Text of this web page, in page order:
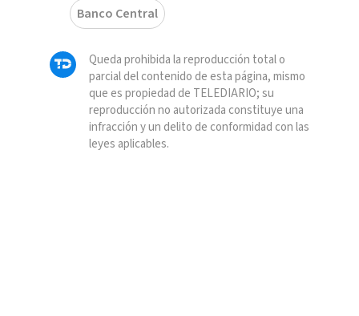
Banco Central
Queda prohibida la reproducción total o
parcial del contenido de esta página, mismo
que es propiedad de TELEDIARIO; su
reproducción no autorizada constituye una
infracción y un delito de conformidad con las
leyes aplicables.